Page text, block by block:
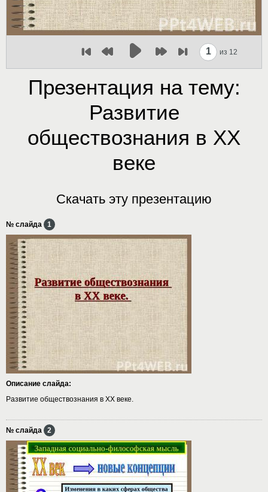
1 из 12
Презентация на тему:
Развитие
обществознания в XX
веке
Скачать эту презентацию
№ слайда 1
Описание слайда:
Развитие обществознания в XX веке.
№ слайда 2